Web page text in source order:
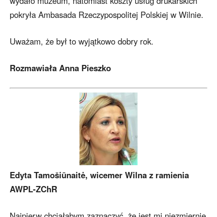
pokryła Ambasada Rzeczypospolitej Polskiej w Wilnie.
Uważam, że był to wyjątkowo dobry rok.
Rozmawiała Anna Pieszko
Edyta Tamošiūnaitė, wicemer Wilna z ramienia
AWPL-ZChR